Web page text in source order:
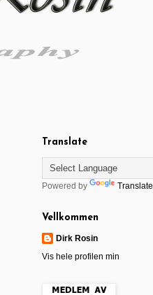
Translate
Powered by Translate
Vellkommen
Dirk Rosin
Vis hele profilen min